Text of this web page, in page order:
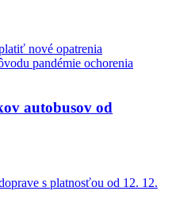
nové opatrenia
pandémie ochorenia
autobusov od
s platnosťou od 12. 12.